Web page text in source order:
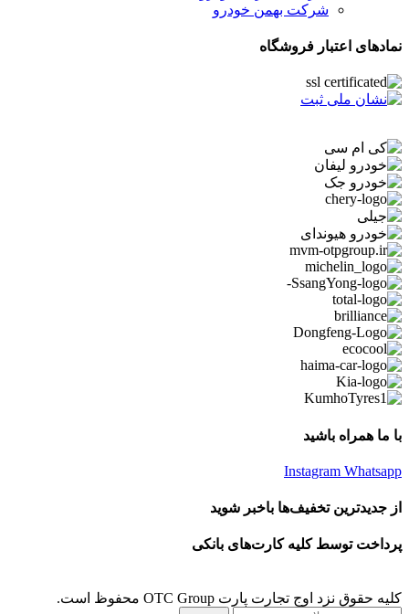
شرکت بهمن خودرو
نمادهای اعتبار فروشگاه
با ما همراه باشید
Instagram Whatsapp
از جدیدترین تخفیف‌ها باخبر شوید
پرداخت توسط کلیه کارت‌های بانکی
کلیه حقوق نزد اوج تجارت پارت OTC Group محفوظ است.